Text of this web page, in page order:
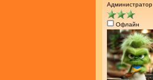
Администратор
Офлайн